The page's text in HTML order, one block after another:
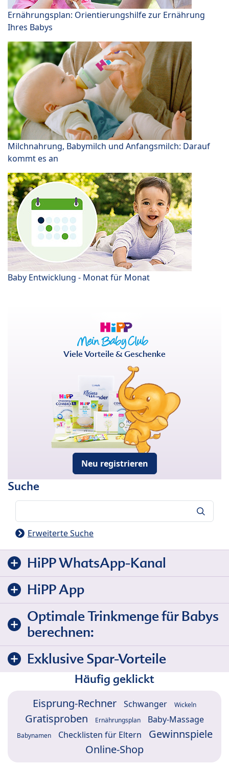
Ernährungsplan: Orientierungshilfe zur Ernährung
Ihres Babys
Milchnahrung, Babymilch und Anfangsmilch: Darauf
kommt es an
Baby Entwicklung - Monat für Monat
Viele Vorteile & Geschenke
Neu registrieren
Suche
Erweiterte Suche
HiPP WhatsApp-Kanal
HiPP App
Optimale Trinkmenge für Babys
berechnen:
Exklusive Spar-Vorteile
Häufig geklickt
Eisprung-Rechner Schwanger Wickeln
Gratisproben Ernährungsplan Baby-Massage
Babynamen Checklisten für Eltern
Gewinnspiele
Online-Shop